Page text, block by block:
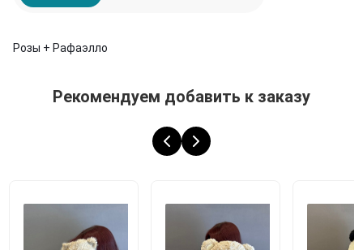
Розы + Рафаэлло
Рекомендуем добавить к заказу